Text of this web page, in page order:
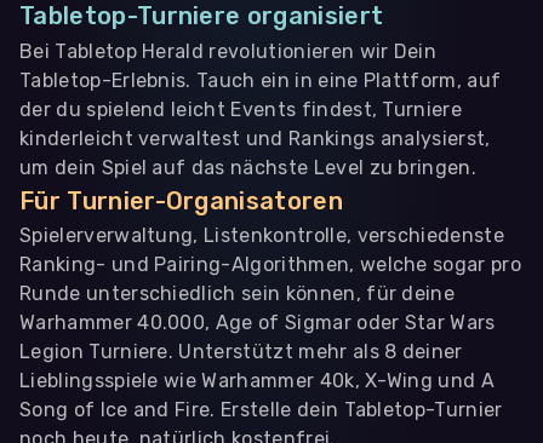
Tabletop-Turniere organisiert
Bei Tabletop Herald revolutionieren wir Dein
Tabletop-Erlebnis. Tauch ein in eine Plattform, auf
der du spielend leicht Events findest, Turniere
kinderleicht verwaltest und Rankings analysierst,
um dein Spiel auf das nächste Level zu bringen.
Für Turnier-Organisatoren
Spielerverwaltung, Listenkontrolle, verschiedenste
Ranking- und Pairing-Algorithmen, welche sogar pro
Runde unterschiedlich sein können, für deine
Warhammer 40.000, Age of Sigmar oder Star Wars
Legion Turniere. Unterstützt mehr als 8 deiner
Lieblingsspiele wie Warhammer 40k, X-Wing und A
Song of Ice and Fire. Erstelle dein Tabletop-Turnier